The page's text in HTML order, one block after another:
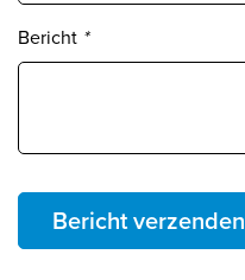
Bericht *
Bericht verzenden